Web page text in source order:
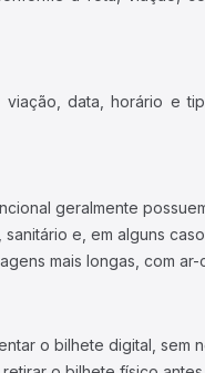
data, horário e
geralmente
e, em alguns
mais longas, com
o bilhete digital, sem